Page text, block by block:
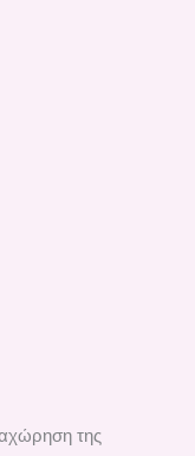
της